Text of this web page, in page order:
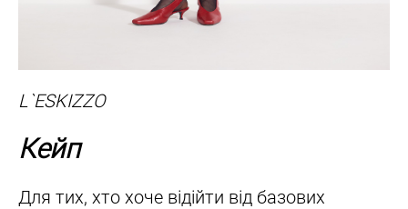
L`ESKIZZO
Кейп
Для тих, хто хоче відійти від базових